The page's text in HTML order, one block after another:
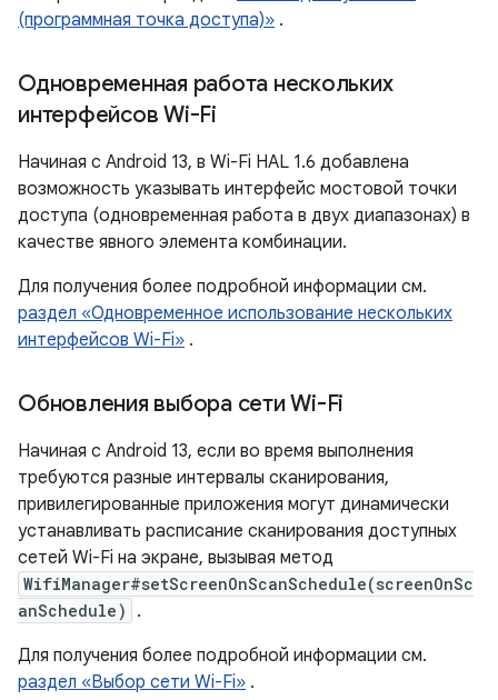
(программная точка доступа)» .
Одновременная работа нескольких
интерфейсов Wi-Fi
Начиная с Android 13, в Wi-Fi HAL 1.6 добавлена ​​
возможность указывать интерфейс мостовой точки
доступа (одновременная работа в двух диапазонах) в
качестве явного элемента комбинации.
Для получения более подробной информации см.
раздел «Одновременное использование нескольких
интерфейсов Wi-Fi» .
Обновления выбора сети Wi-Fi
Начиная с Android 13, если во время выполнения
требуются разные интервалы сканирования,
привилегированные приложения могут динамически
устанавливать расписание сканирования доступных
сетей Wi-Fi на экране, вызывая метод
WifiManager#setScreenOnScanSchedule(screenOnSc
anSchedule)
.
Для получения более подробной информации см.
раздел «Выбор сети Wi-Fi» .